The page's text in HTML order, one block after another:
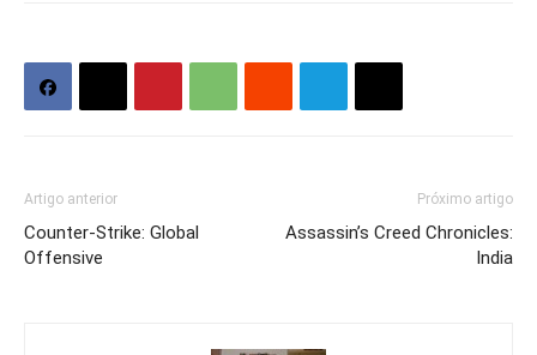
Artigo anterior
Counter-Strike: Global
Offensive
Próximo artigo
Assassin’s Creed Chronicles:
India